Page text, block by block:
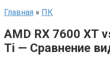
Главная » ПК
AMD RX 7600 XT
Ti — Сравнение